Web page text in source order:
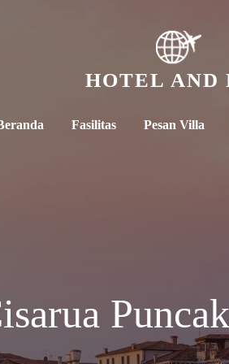
HOTEL AND
Fasilitas Pesan Villa